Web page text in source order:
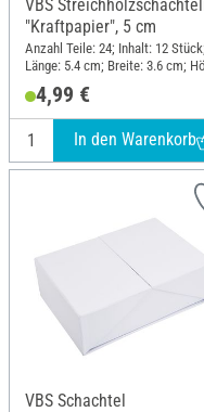
VBS
"Kraftpapier", 5 cm
Anzahl Teile: 24; Inhalt: 12 Stück;
Länge: 5.4 cm; Breite: 3.6 cm;
4,99 €
In den Warenkorb
VBS Schachtel